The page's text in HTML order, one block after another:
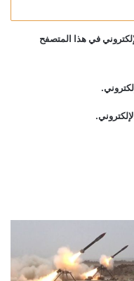
في هذا المتصفح